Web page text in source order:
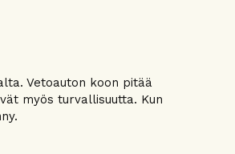
Vetoauton koon pitää
myös turvallisuutta. Kun